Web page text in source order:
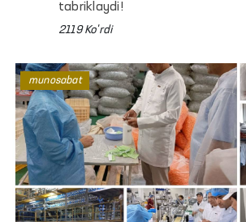
tabriklaydi!
2119 Ko'rdi
munosabat